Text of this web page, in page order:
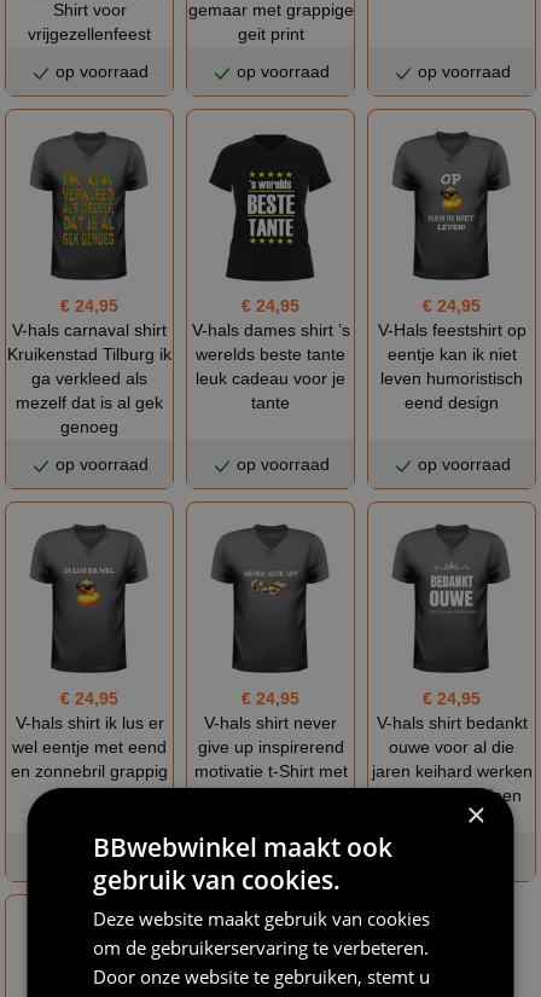
Shirt voor
vrijgezellenfeest
op voorraad
gemaar met grappige
geit print
op voorraad
op voorraad
€ 24,95
V-hals carnaval shirt
Kruikenstad Tilburg ik
ga verkleed als
mezelf dat is al gek
genoeg
op voorraad
€ 24,95
V-hals dames shirt ’s
werelds beste tante
leuk cadeau voor je
tante
op voorraad
€ 24,95
V-Hals feestshirt op
eentje kan ik niet
leven humoristisch
eend design
op voorraad
€ 24,95
V-hals shirt ik lus er
wel eentje met eend
en zonnebril grappig
feestshirt
op voorraad
€ 24,95
V-hals shirt never
give up inspirerend
motivatie t-Shirt met
op voorraad
€ 24,95
V-hals shirt bedankt
ouwe voor al die
jaren keihard werken
origineel pensioen
cadeau
×
BBwebwinkel maakt ook
gebruik van cookies.
Deze website maakt gebruik van cookies
om de gebruikerservaring te verbeteren.
Door onze website te gebruiken, stemt u